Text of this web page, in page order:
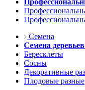
Семена
Семена
Бересклеты
Сосны
Декоративные
Плодовые разные